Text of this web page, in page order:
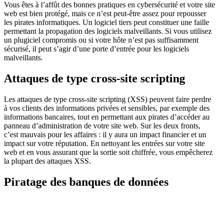
Vous êtes à l’affût des bonnes pratiques en cybersécurité et votre site
web est bien protégé, mais ce n’est peut-être assez pour repousser
les pirates informatiques. Un logiciel tiers peut constituer une faille
permettant la propagation des logiciels malveillants. Si vous utilisez
un plugiciel compromis ou si votre hôte n’est pas suffisamment
sécurisé, il peut s’agir d’une porte d’entrée pour les logiciels
malveillants.
Attaques de type cross-site scripting
Les attaques de type cross-site scripting (XSS) peuvent faire perdre
à vos clients des informations privées et sensibles, par exemple des
informations bancaires, tout en permettant aux pirates d’accéder au
panneau d’administration de votre site web. Sur les deux fronts,
c’est mauvais pour les affaires : il y aura un impact financier et un
impact sur votre réputation. En nettoyant les entrées sur votre site
web et en vous assurant que la sortie soit chiffrée, vous empêcherez
la plupart des attaques XSS.
Piratage des banques de données